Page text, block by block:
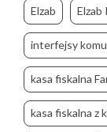
Elzab Elzab
interfejsy
kasa fiskalna
kasa fiskalna z